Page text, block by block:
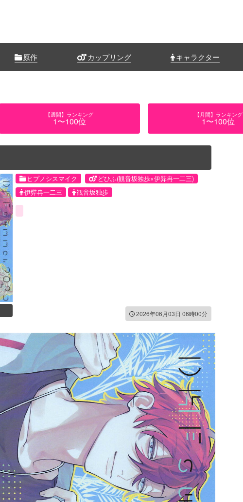
原作 カップリング キャラクター
【週間】ランキング
1〜100位
【月間】ランキング
1〜100位
ヒプノシスマイク
どひふ(観音坂独歩×伊弉冉一二三)
伊弉冉一二三
観音坂独歩
2026年06月03日 06時00分